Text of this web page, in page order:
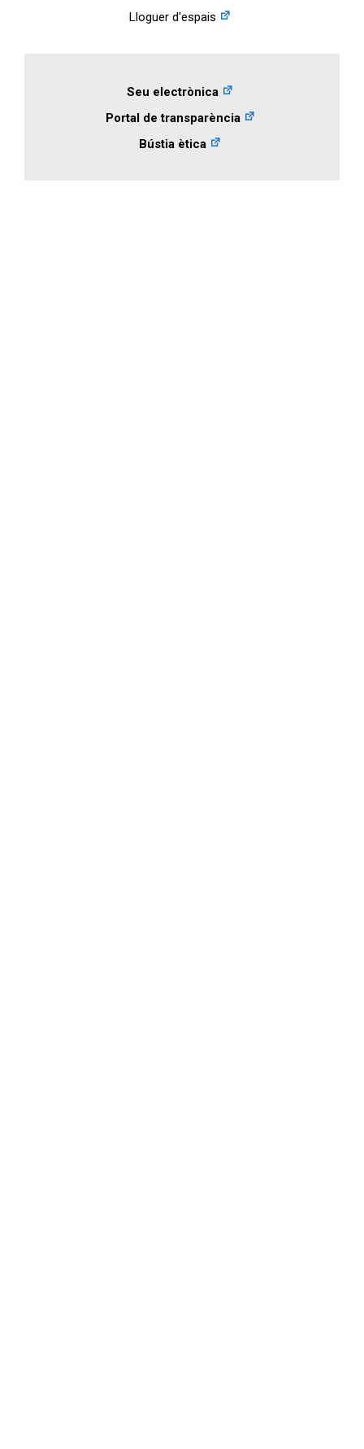
Lloguer d'espais
Seu electrònica
Portal de transparència
Bústia ètica